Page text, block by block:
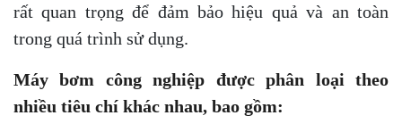
rất quan trọng để đảm bảo hiệu quả và an toàn
trong quá trình sử dụng.
Máy bơm công nghiệp được phân loại theo
nhiều tiêu chí khác nhau, bao gồm: